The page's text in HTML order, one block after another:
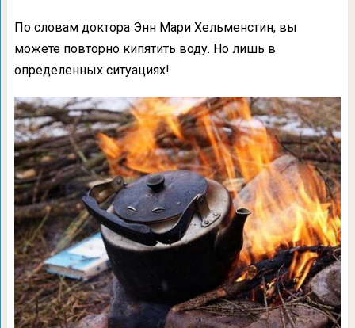
По словам доктора Энн Мари Хельменстин, вы
можете повторно кипятить воду. Но лишь в
определенных ситуациях!